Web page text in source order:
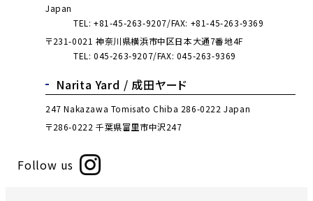
Japan
TEL: +81-45-263-9207 FAX: +81-45-263-9369
〒231-0021 神奈川県横浜市中区日本大通7番地4F
TEL: 045-263-9207 FAX: 045-263-9369
Narita Yard / 成田ヤード
247 Nakazawa Tomisato Chiba 286-0222 Japan
〒286-0222 千葉県富里市中沢247
Follow us